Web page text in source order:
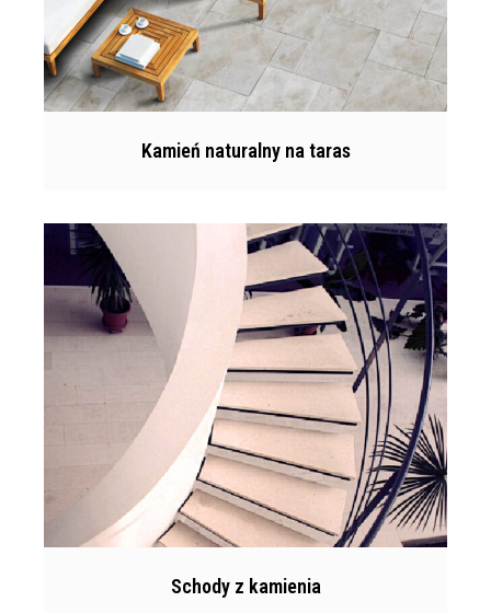
Kamień naturalny na taras
Schody z kamienia